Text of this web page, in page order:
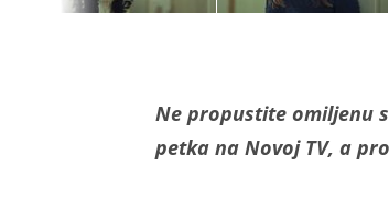
Ne propustite omiljenu
petka na Novoj TV, a